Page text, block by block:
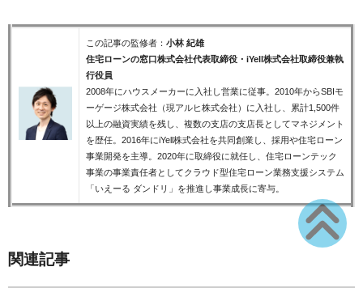
この記事の監修者： 小林 紀雄
住宅ローンの窓口株式会社代表取締役・iYell株式会社取締役兼執
行役員
2008年にハウスメーカーに入社し営業に従事。2010年からSBIモ
ーゲージ株式会社（現アルヒ株式会社）に入社し、累計1,500件
以上の融資実績を残し、複数の支店の支店長としてマネジメント
を歴任。2016年にiYell株式会社を共同創業し、採用や住宅ローン
事業開発を主導。2020年に取締役に就任し、住宅ローンテック
事業の事業責任者としてクラウド型住宅ローン業務支援システム
「いえーる ダンドリ」を推進し事業成長に寄与。
関連記事